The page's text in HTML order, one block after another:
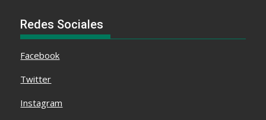
Redes Sociales
Facebook
Twitter
Instagram